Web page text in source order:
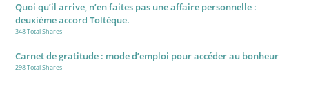
Quoi qu’il arrive, n’en faites pas une affaire personnelle :
deuxième accord Toltèque.
348 Total Shares
Carnet de gratitude : mode d’emploi pour accéder au bonheur
298 Total Shares